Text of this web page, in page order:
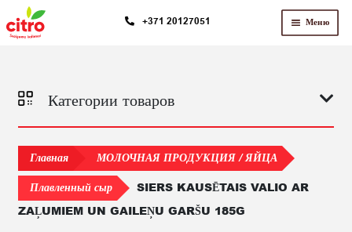
Перейти
Перейти
+371 20127051 Меню
Категории товаров
Главная
МОЛОЧНАЯ ПРОДУКЦИЯ / ЯЙЦА
Плавленный сыр
SIERS KAUSĒTAIS VALIO AR
ZAĻUMIEM UN GAILEŅU GARŠU 185G